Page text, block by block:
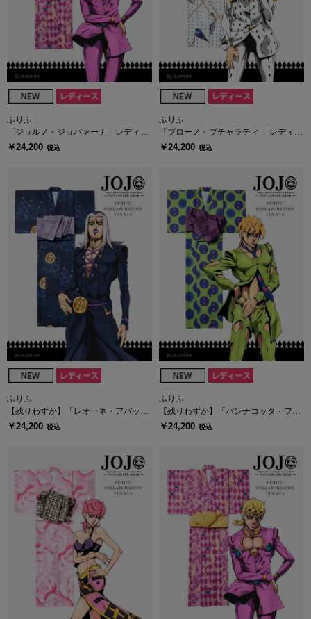
ふりふ
「ジョルノ・ジョバァーナ」レディー
ス浴衣・へこ帯セット
￥24,200 税込
ふりふ
「ブローノ・ブチャラティ」 レディー
ス浴衣・へこ帯セット
￥24,200 税込
ふりふ
【残りわずか】「レオーネ・アバッキ
オ」レディース浴衣・へこ帯セット
￥24,200 税込
ふりふ
【残りわずか】「パンナコッタ・フー
ゴ」レディース浴衣・へこ帯セット
￥24,200 税込